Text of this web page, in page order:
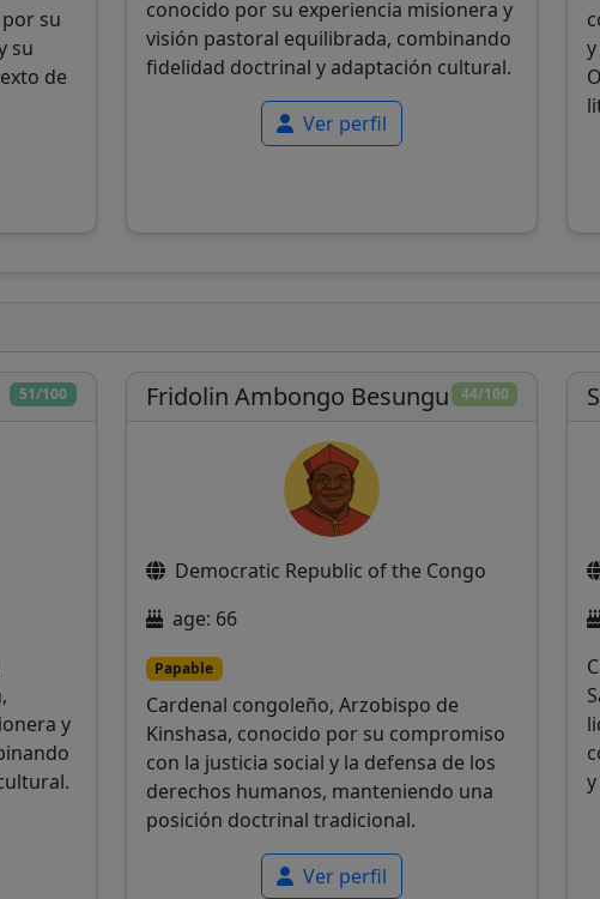
su
su
de
conocido por su experiencia misionera y
visión pastoral equilibrada, combinando
fidelidad doctrinal y adaptación cultural.
Ver perfil
51/100
y
44/100
Fridolin Ambongo Besungu
Democratic Republic of the Congo
age: 66
Papable
Cardenal congoleño, Arzobispo de
Kinshasa, conocido por su compromiso
con la justicia social y la defensa de los
derechos humanos, manteniendo una
posición doctrinal tradicional.
Ver perfil